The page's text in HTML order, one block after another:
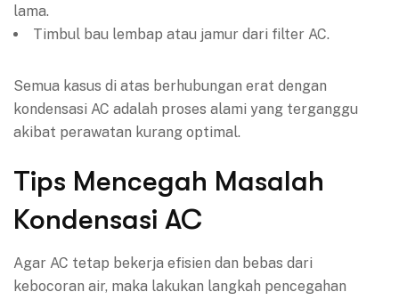
lama.
Timbul bau lembap atau jamur dari filter AC.
Semua kasus di atas berhubungan erat dengan
kondensasi AC adalah proses alami yang terganggu
akibat perawatan kurang optimal.
Tips Mencegah Masalah
Kondensasi AC
Agar AC tetap bekerja efisien dan bebas dari
kebocoran air, maka lakukan langkah pencegahan